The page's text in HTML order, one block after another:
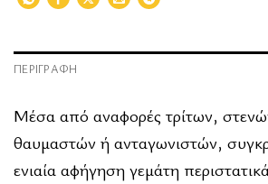
ΠΕΡΙΓΡΑΦΉ
Μέσα από αναφορές τρίτων,
θαυμαστών ή ανταγωνιστών,
ενιαία αφήγηση γεμάτη